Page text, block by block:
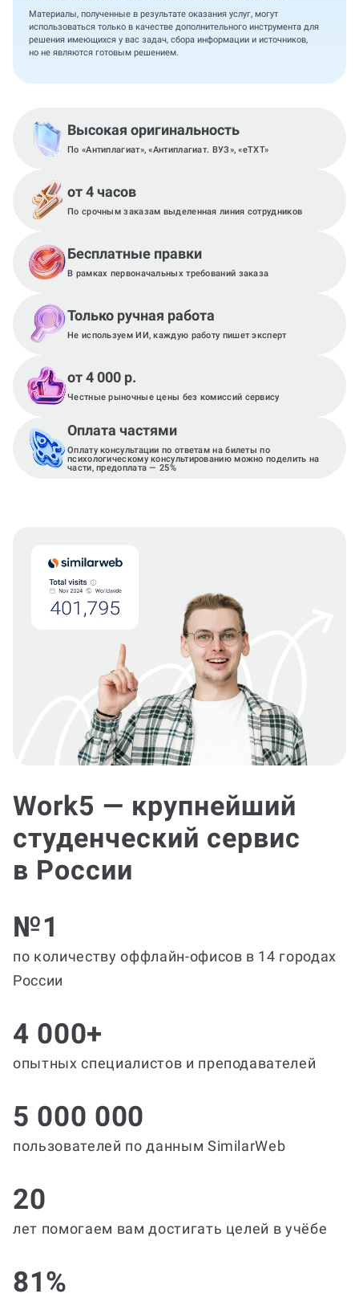
Материалы, полученные в результате оказания услуг, могут
использоваться только в качестве дополнительного инструмента для
решения имеющихся у вас задач, сбора информации и источников,
но не являются готовым решением.
Высокая оригинальность
По «Антиплагиат», «Антиплагиат. ВУЗ», «eTXT»
от 4 часов
По срочным заказам выделенная линия сотрудников
Бесплатные правки
В рамках первоначальных требований заказа
Только ручная работа
Не используем ИИ, каждую работу пишет эксперт
от 4 000 р.
Честные рыночные цены без комиссий сервису
Оплата частями
Оплату консультации по ответам на билеты по
психологическому консультированию можно поделить на
части, предоплата — 25%
Work5 — крупнейший
студенческий сервис
в России
№1
по количеству оффлайн-офисов в 14 городах
России
4 000+
опытных специалистов и преподавателей
5 000 000
пользователей по данным SimilarWeb
20
лет помогаем вам достигать целей в учёбе
81%